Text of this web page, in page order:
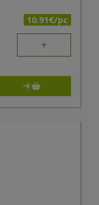
10.91€/pc
+